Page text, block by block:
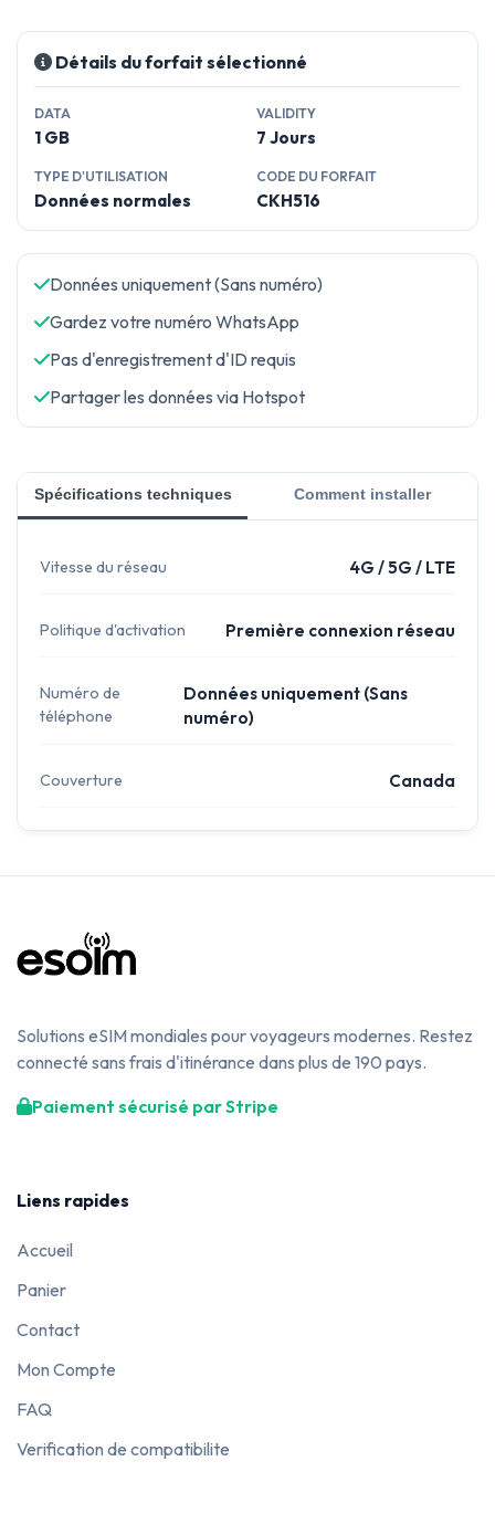
Détails du forfait sélectionné
DATA
1 GB
VALIDITY
7 Jours
TYPE D'UTILISATION
Données normales
CODE DU FORFAIT
CKH516
Données uniquement (Sans numéro)
Gardez votre numéro WhatsApp
Pas d'enregistrement d'ID requis
Partager les données via Hotspot
Spécifications techniques Comment installer
Vitesse du réseau 4G / 5G / LTE
Politique d'activation Première connexion réseau
Numéro de
téléphone
Données uniquement (Sans
numéro)
Couverture Canada
Solutions eSIM mondiales pour voyageurs modernes. Restez
connecté sans frais d'itinérance dans plus de 190 pays.
Paiement sécurisé par Stripe
Liens rapides
Accueil
Panier
Contact
Mon Compte
FAQ
Verification de compatibilite